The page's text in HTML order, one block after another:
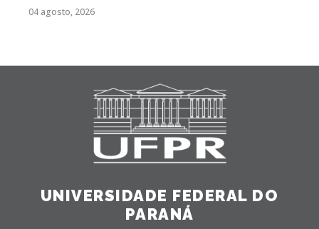
04 agosto, 2026
UNIVERSIDADE FEDERAL DO
PARANÁ